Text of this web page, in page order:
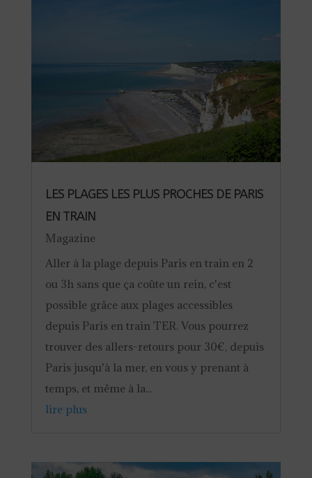
LES PLAGES LES PLUS PROCHES DE PARIS
EN TRAIN
Magazine
Aller à la plage depuis Paris en train en 2
ou 3h sans que ça coûte un rein, c'est
possible grâce aux plages accessibles
depuis Paris en train TER. Vous pourrez
trouver des allers-retours pour 30€, depuis
Paris jusqu'à la mer, en vous y prenant à
temps, et même à la...
lire plus